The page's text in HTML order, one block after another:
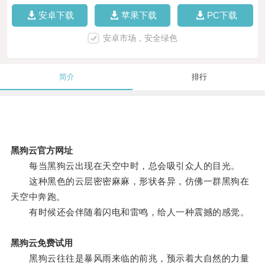
安卓下载 苹果下载 PC下载
安卓市场，安全绿色
简介 排行
黑狗云官方网址
每当黑狗云出现在天空中时，总会吸引众人的目光。
这种黑色的云层密密麻麻，形状各异，仿佛一群黑狗在
天空中奔跑。
有时候还会伴随着闪电和雷鸣，给人一种震撼的感觉。
黑狗云免费试用
黑狗云往往是暴风雨来临的前兆，预示着大自然的力量